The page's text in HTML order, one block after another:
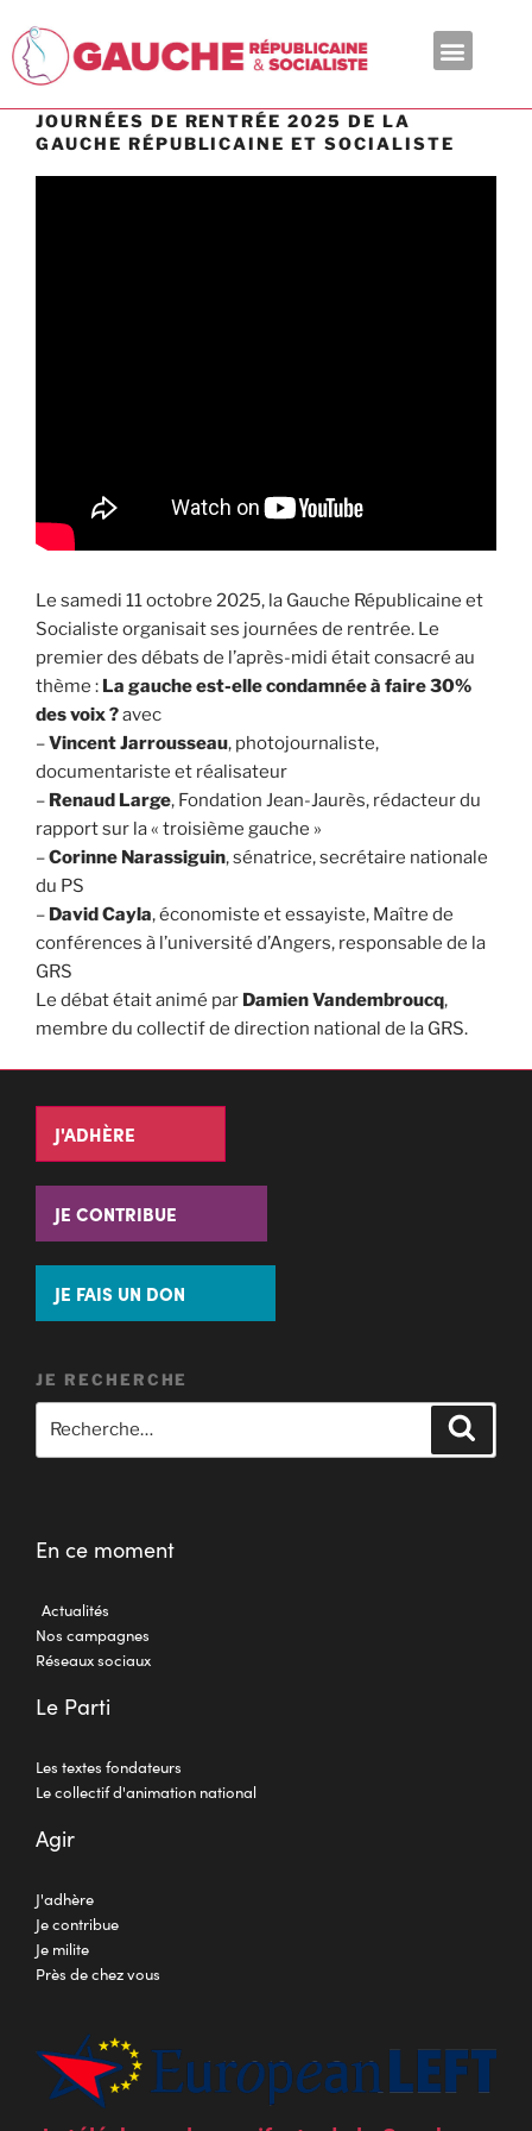
JOURNÉES DE RENTRÉE 2025 DE LA
GAUCHE RÉPUBLICAINE ET SOCIALISTE
Le samedi 11 octobre 2025, la Gauche Républicaine et
Socialiste organisait ses journées de rentrée. Le
premier des débats de l’après-midi était consacré au
thème : La gauche est-elle condamnée à faire 30%
des voix ?avec
–Vincent Jarrousseau, photojournaliste,
documentariste et réalisateur
– Renaud Large, Fondation Jean-Jaurès, rédacteur du
rapport sur la « troisième gauche »
–Corinne Narassiguin, sénatrice, secrétaire nationale
du PS
– David Cayla, économiste et essayiste, Maître de
conférences à l’université d’Angers, responsable de la
GRS
Le débat était animé par Damien Vandembroucq,
membre du collectif de direction national de la GRS.
J'ADHÈRE
JE CONTRIBUE
JE FAIS UN DON
JE RECHERCHE
En ce moment
Actualités
Nos campagnes
Réseaux sociaux
Le Parti
Les textes fondateurs
Le collectif d'animation national
Agir
J'adhère
Je contribue
Je milite
Près de chez vous